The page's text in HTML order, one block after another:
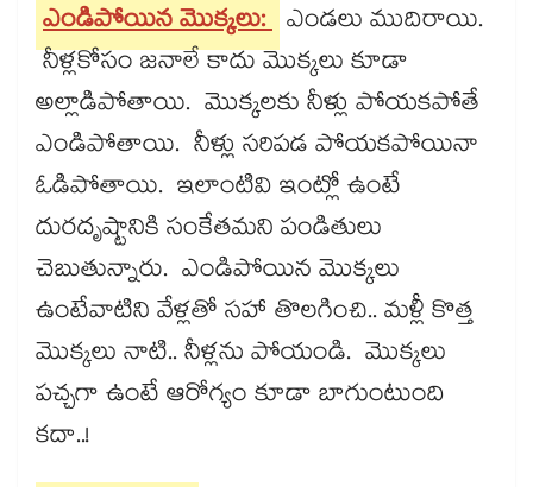
ఎండిపోయిన మొక్కలు: ఎండలు ముదిరాయి.
నీళ్లకోసం జనాలే కాదు మొక్కలు కూడా
అల్లాడిపోతాయి. మొక్కలకు నీళ్లు పోయకపోతే
ఎండిపోతాయి. నీళ్లు సరిపడ పోయకపోయినా
ఓడిపోతాయి. ఇలాంటివి ఇంట్లో ఉంటే
దురదృష్టానికి సంకేతమని పండితులు
చెబుతున్నారు. ఎండిపోయిన మొక్కలు
ఉంటేవాటిని వేళ్లతో సహా తొలగించి.. మళ్లీ కొత్త
మొక్కలు నాటి.. నీళ్లను పోయండి. మొక్కలు
పచ్చగా ఉంటే ఆరోగ్యం కూడా బాగుంటుంది
కదా..!